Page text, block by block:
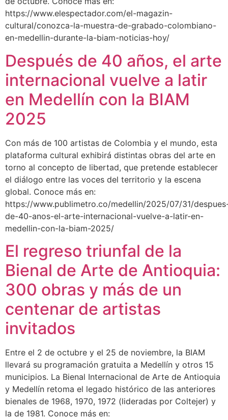
https://www.elespectador.com/el-magazin-
cultural/conozca-la-muestra-de-grabado-colombiano-
en-medellin-durante-la-biam-noticias-hoy/
Después de 40 años, el arte
internacional vuelve a latir
en Medellín con la BIAM
2025
Con más de 100 artistas de Colombia y el mundo, esta
plataforma cultural exhibirá distintas obras del arte en
torno al concepto de libertad, que pretende establecer
el diálogo entre las voces del territorio y la escena
global. Conoce más en:
https://www.publimetro.co/medellin/2025/07/31/
de-40-anos-el-arte-internacional-vuelve-a-latir-en-
medellin-con-la-biam-2025/
El regreso triunfal de la
Bienal de Arte de Antioquia:
300 obras y más de un
centenar de artistas
invitados
Entre el 2 de octubre y el 25 de noviembre, la BIAM
llevará su programación gratuita a Medellín y otros 15
municipios. La Bienal Internacional de Arte de Antioquia
y Medellín retoma el legado histórico de las anteriores
bienales de 1968, 1970, 1972 (lideradas por Coltejer) y
la de 1981. Conoce más en: